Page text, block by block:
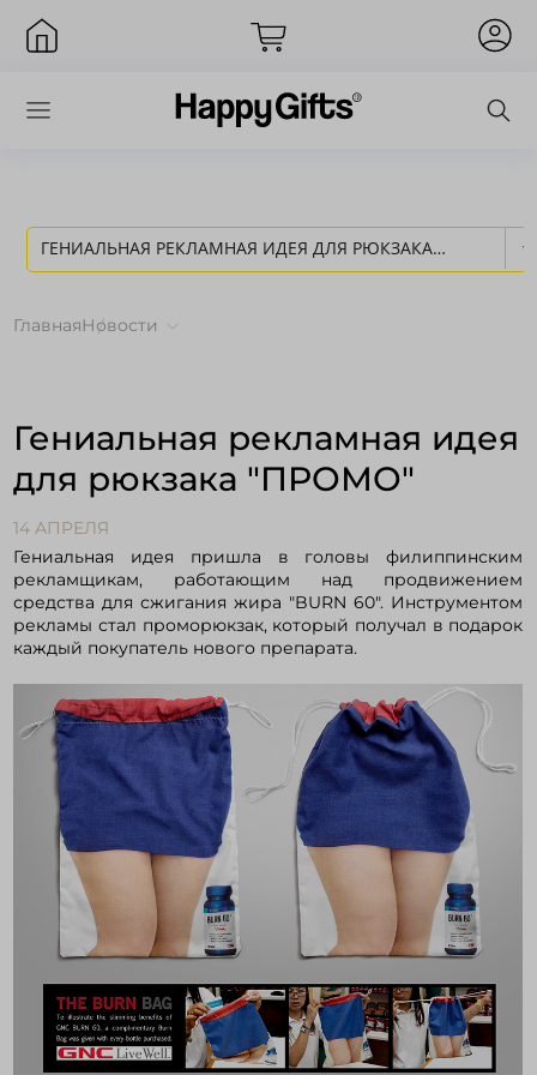
ГЕНИАЛЬНАЯ РЕКЛАМНАЯ ИДЕЯ ДЛЯ РЮКЗАКА
ГлавнаяНовости
Гениальная рекламная идея
для рюкзака "ПРОМО"
14 АПРЕЛЯ
Гениальная идея пришла в головы филиппинским
рекламщикам, работающим над продвижением
средства для сжигания жира "BURN 60". Инструментом
рекламы стал проморюкзак, который получал в подарок
каждый покупатель нового препарата.
Вход
Запомнить меня
Войти в кабинет